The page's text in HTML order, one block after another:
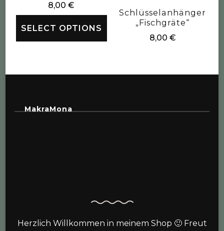
8,00€
SELECT OPTIONS
Schlüsselanhänger
„Fischgräte“
8,00 €
MakraMona
Herzlich Willkommen in meinem Shop 🙂 Freut